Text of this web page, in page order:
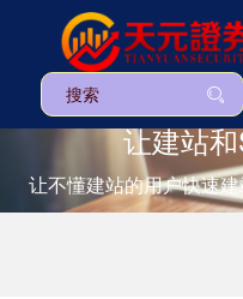
让建站
让不懂建站的用户快速